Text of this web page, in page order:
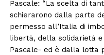
Pascale: “La scelta di
schierarono dalla parte
permesso all’Italia di
libertà, della solidarietà
Pascale- ed è dalla lotta